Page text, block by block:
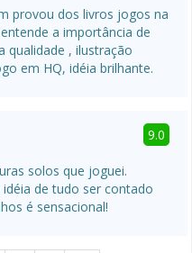
provou dos livros jogos na
a importância de
qualidade , ilustração
em HQ, idéia brilhante.
9.0
solos que joguei.
de tudo ser contado
é sensacional!